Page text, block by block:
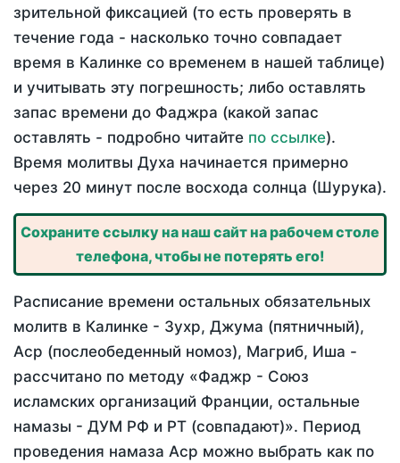
зрительной фиксацией (то есть проверять в
течение года - насколько точно совпадает
время в Калинке со временем в нашей таблице)
и учитывать эту погрешность; либо оставлять
запас времени до Фаджра (какой запас
оставлять - подробно читайте по ссылке).
Время молитвы Духа начинается примерно
через 20 минут после восхода солнца (Шурука).
Сохраните ссылку на наш сайт на рабочем столе
телефона, чтобы не потерять его!
Расписание времени остальных обязательных
молитв в Калинке - Зухр, Джума (пятничный),
Аср (послеобеденный номоз), Магриб, Иша -
рассчитано по методу «Фаджр - Союз
исламских организаций Франции, остальные
намазы - ДУМ РФ и РТ (совпадают)». Период
проведения намаза Аср можно выбрать как по